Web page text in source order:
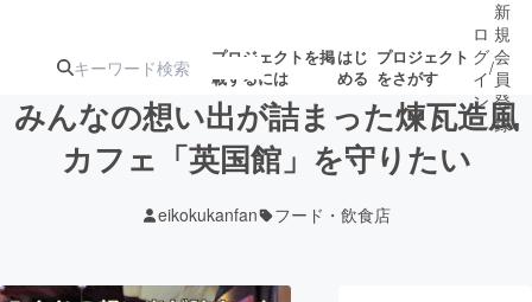
プロジェクトを掲
載するには
はじ
める
プロジェクト
をさがす
ターン
ジェクト
募集終了が近いプ
ロジェクト
ロ
グ
イ
ン
/
新
規
会
員
登
録
みんなの想い出が詰まった煉瓦造風
カフェ「英国館」を守りたい
eikokukanfan フード・飲食店